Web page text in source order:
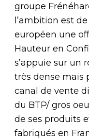
groupe
l’ambition est
européen une
Hauteur en
s’appuie sur un
très dense mais
canal de vente
du BTP/ gros
de ses produits
fabriqués en